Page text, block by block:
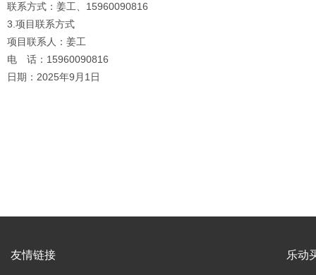
联系方式：姜工、15960090816
3.项目联系方式
项目联系人：姜工
电 话：15960090816
日期：2025年9月1日
友情链接 乐动